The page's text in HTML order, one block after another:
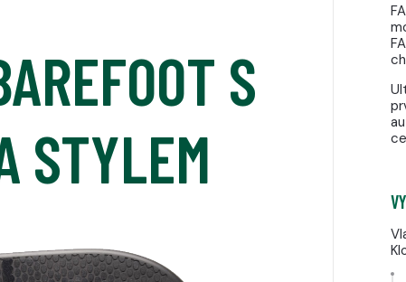
S
STYLEM